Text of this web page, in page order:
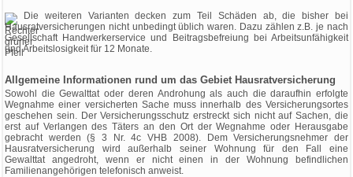
Die weiteren Varianten decken zum Teil Schäden ab, die bisher bei
Hausratversicherungen nicht unbedingt üblich waren. Dazu zählen z.B. je nach
Gesellschaft Handwerkerservice und Beitragsbefreiung bei Arbeitsunfähigkeit
und Arbeitslosigkeit für 12 Monate.
Allgemeine Informationen rund um das Gebiet Hausratversicherung
Sowohl die Gewalttat oder deren Androhung als auch die daraufhin erfolgte
Wegnahme einer versicherten Sache muss innerhalb des Versicherungsortes
geschehen sein. Der Versicherungsschutz erstreckt sich nicht auf Sachen, die
erst auf Verlangen des Täters an den Ort der Wegnahme oder Herausgabe
gebracht werden (§ 3 Nr. 4c VHB 2008). Dem Versicherungsnehmer der
Hausratversicherung wird außerhalb seiner Wohnung für den Fall eine
Gewalttat angedroht, wenn er nicht einen in der Wohnung befindlichen
Familienangehörigen telefonisch anweist.